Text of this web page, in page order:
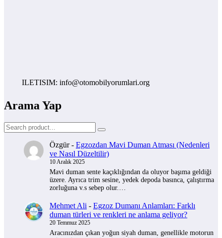
ILETISIM: info@otomobilyorumlari.org
Arama Yap
Özgür- Egzozdan Mavi Duman Atması (Nedenleri
ve Nasıl Düzeltilir)
10 Aralık 2025
Mavi duman sente kaçıklığından da oluyor başıma geldiği
üzere. Ayrıca trim sesine, yedek depoda basınca, çalıştırma
zorluğuna v.s sebep olur.…
Mehmet Ali - Egzoz Dumanı Anlamları: Farklı
duman türleri ve renkleri ne anlama geliyor?
20 Temmuz 2025
Aracınızdan çıkan yoğun siyah duman, genellikle motorun